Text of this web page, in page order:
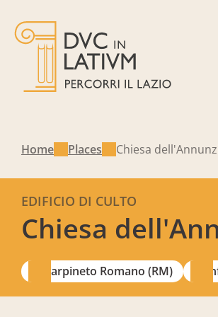
Home Places Chiesa
Chiesa
EDIFICIO DI CULTO
Carpineto Romano (RM)